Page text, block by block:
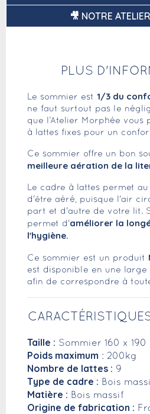
🎥 NOTRE
PLUS
Le sommier est 1/3 du
ne faut surtout pas le
que l’Atelier Morphée vous
à lattes fixes pour un
Ce sommier offre un bon
meilleure aération de la
Le cadre à lattes permet au
d'être aéré, puisque l'air
part et d'autre de votre lit.
permet d'améliorer la
l'hygiène.
Ce sommier est un produit
est disponible en une
afin de correspondre à
Taille : Sommier 160 x 190
Poids maximum : 200kg
Nombre de lattes : 9
Type de cadre : Bois
Matière : Bois massif
Origine de fabrication :